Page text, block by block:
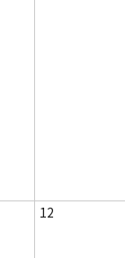
12